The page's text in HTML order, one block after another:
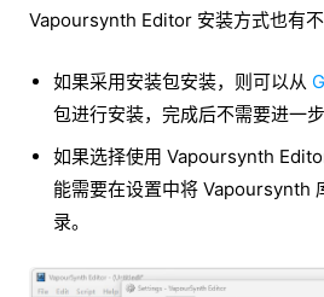
Vapoursynth Editor 安装方式也有不
如果采用安装包安装，则可以从
包进行安装，完成后不需要进一步
如果选择使用 Vapoursynth
能需要在设置中将 Vapoursynth
录。